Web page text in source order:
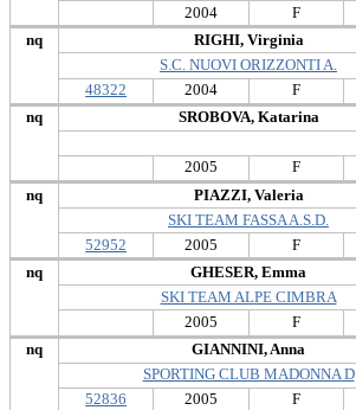
2004 F
nq
48322
RIGHI, Virginia
2004 F
S.C. NUOVI ORIZZONTI A.
nq
SROBOVA, Katarina
2005 F
nq
52952
PIAZZI, Valeria
2005 F
SKI TEAM FASSA A.S.D.
nq
GHESER, Emma
2005 F
SKI TEAM ALPE CIMBRA
nq
52836
GIANNINI, Anna
2005 F
SPORTING CLUB MADONNA D